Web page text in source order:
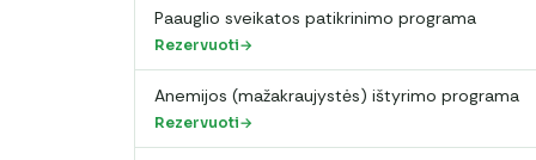
Paauglio sveikatos patikrinimo programa
Rezervuoti
Anemijos (mažakraujystės) ištyrimo programa
Rezervuoti